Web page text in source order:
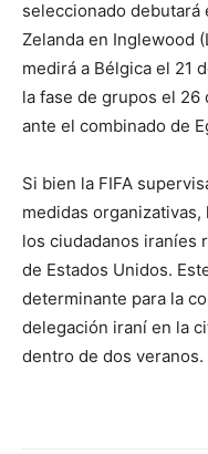
seleccionado debutará
Zelanda en Inglewood
medirá a Bélgica el 21
la fase de grupos el 26
ante el combinado de
Si bien la FIFA
medidas
los ciudadanos iraníes
de Estados Unidos.
determinante para la
delegación iraní en la
dentro de dos veranos.